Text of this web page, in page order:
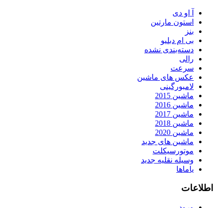
آ او دی
استون مارتین
بنز
بی ام دبلیو
دسته‌بندی نشده
رالی
سرعت
عکس های ماشین
لامبورگینی
ماشین 2015
ماشین 2016
ماشین 2017
ماشین 2018
ماشین 2020
ماشین های جدید
موتورسیکلت
وسیله نقلیه جدید
یاماها
اطلاعات